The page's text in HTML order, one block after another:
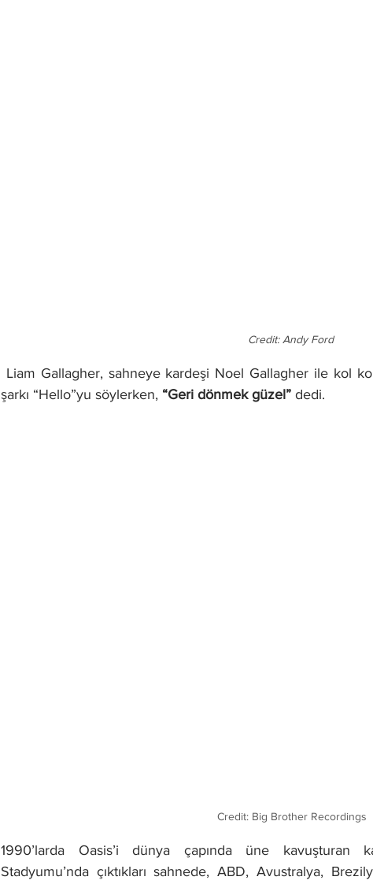
Credit: Andy Ford
şarkı “Hello”yu söylerken, “Geri dönmek güzel” dedi.
Credit: Big Brother Recordings
1990’larda Oasis’i dünya çapında üne kavuşturan
Stadyumu’nda çıktıkları sahnede, ABD, Avustralya,